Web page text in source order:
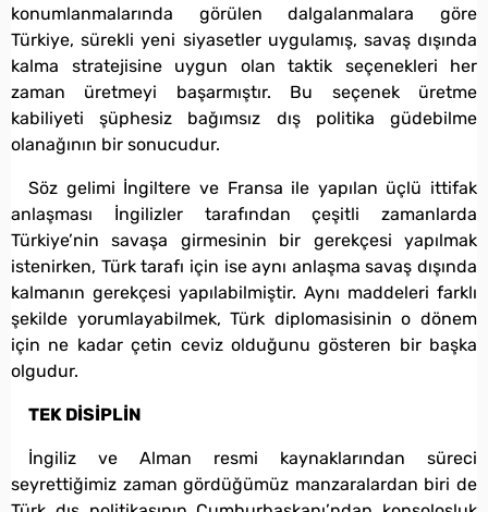
konumlanmalarında görülen dalgalanmalara göre
Türkiye, sürekli yeni siyasetler uygulamış, savaş dışında
kalma stratejisine uygun olan taktik seçenekleri her
zaman üretmeyi başarmıştır. Bu seçenek üretme
kabiliyeti şüphesiz bağımsız dış politika güdebilme
olanağının bir sonucudur.
Söz gelimi İngiltere ve Fransa ile yapılan üçlü ittifak
anlaşması İngilizler tarafından çeşitli zamanlarda
Türkiye’nin savaşa girmesinin bir gerekçesi yapılmak
istenirken, Türk tarafı için ise aynı anlaşma savaş dışında
kalmanın gerekçesi yapılabilmiştir. Aynı maddeleri farklı
şekilde yorumlayabilmek, Türk diplomasisinin o dönem
için ne kadar çetin ceviz olduğunu gösteren bir başka
olgudur.
TEK DİSİPLİN
İngiliz ve Alman resmi kaynaklarından süreci
seyrettiğimiz zaman gördüğümüz manzaralardan biri de